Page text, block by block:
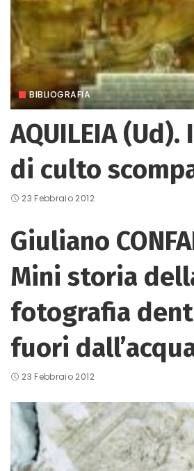
BIBLIOGRAFIA
AQUILEIA
di culto
23 Febbraio 2012
Giuliano
Mini storia
fotografia
fuori
23 Febbraio 2012